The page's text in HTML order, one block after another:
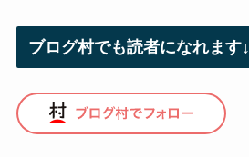
ブログ村でも読者になれます↓